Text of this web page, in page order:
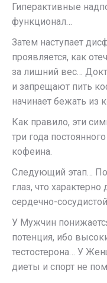
Гиперактивные
функционал…
Затем наступает
проявляется, как
за лишний вес…
и запрещают пить
начинает бежать из
Как правило, эти
три года
кофеина.
Следующий этап…
глаз, что
сердечно-
У Мужчин
потенция, ибо
тестостерона… У
диеты и спорт не